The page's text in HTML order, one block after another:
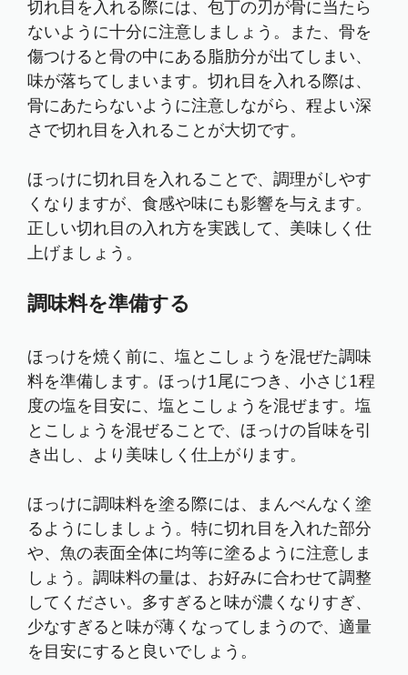
切れ目を入れる際には、包丁の刃が骨に当たら
ないように十分に注意しましょう。また、骨を
傷つけると骨の中にある脂肪分が出てしまい、
味が落ちてしまいます。切れ目を入れる際は、
骨にあたらないように注意しながら、程よい深
さで切れ目を入れることが大切です。
ほっけに切れ目を入れることで、調理がしやす
くなりますが、食感や味にも影響を与えます。
正しい切れ目の入れ方を実践して、美味しく仕
上げましょう。
調味料を準備する
ほっけを焼く前に、塩とこしょうを混ぜた調味
料を準備します。ほっけ1尾につき、小さじ1程
度の塩を目安に、塩とこしょうを混ぜます。塩
とこしょうを混ぜることで、ほっけの旨味を引
き出し、より美味しく仕上がります。
ほっけに調味料を塗る際には、まんべんなく塗
るようにしましょう。特に切れ目を入れた部分
や、魚の表面全体に均等に塗るように注意しま
しょう。調味料の量は、お好みに合わせて調整
してください。多すぎると味が濃くなりすぎ、
少なすぎると味が薄くなってしまうので、適量
を目安にすると良いでしょう。